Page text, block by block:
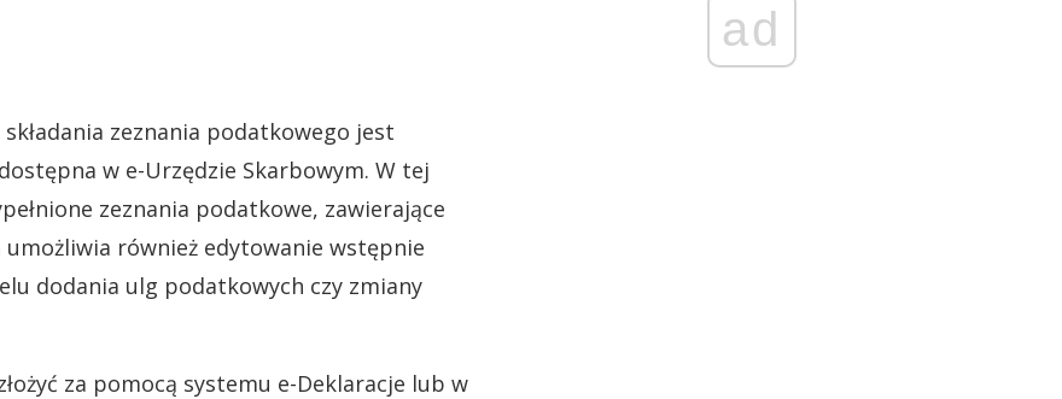
zeznania podatkowego jest
w e-Urzędzie Skarbowym. W tej
zeznania podatkowe, zawierające
umożliwia również edytowanie wstępnie
dodania ulg podatkowych czy zmiany
za pomocą systemu e-Deklaracje lub w
ad